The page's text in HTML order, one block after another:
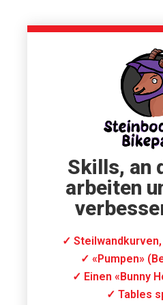
Skills, an
arbeiten
✓
✓ «Pumpen»
✓ Einen «Bunny
✓ Tables